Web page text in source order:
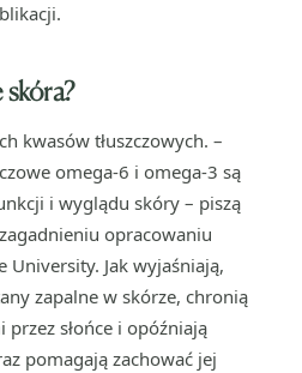
kwasów tłuszczowych. –
omega-6 i omega-3 są
i wyglądu skóry – piszą
opracowaniu
University. Jak wyjaśniają,
zapalne w skórze, chronią
słońce i opóźniają
pomagają zachować jej